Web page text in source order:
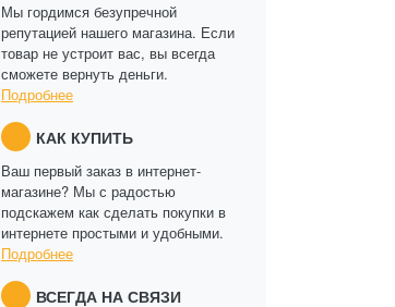
Мы гордимся безупречной
репутацией нашего магазина. Если
товар не устроит вас, вы всегда
сможете вернуть деньги.
Подробнее
КАК КУПИТЬ
Ваш первый заказ в интернет-
магазине? Мы с радостью
подскажем как сделать покупки в
интернете простыми и удобными.
Подробнее
ВСЕГДА НА СВЯЗИ